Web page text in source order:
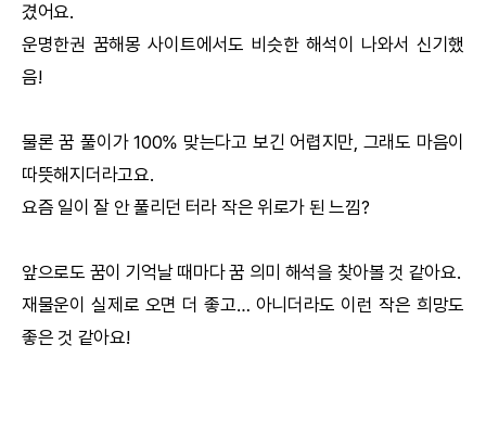
겼어요.
운명한권 꿈해몽 사이트에서도 비슷한 해석이 나와서 신기했
음!
물론 꿈 풀이가 100% 맞는다고 보긴 어렵지만, 그래도 마음이
따뜻해지더라고요.
요즘 일이 잘 안 풀리던 터라 작은 위로가 된 느낌?
앞으로도 꿈이 기억날 때마다 꿈 의미 해석을 찾아볼 것 같아요.
재물운이 실제로 오면 더 좋고… 아니더라도 이런 작은 희망도
좋은 것 같아요!